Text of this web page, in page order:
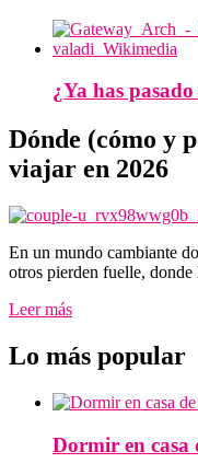
¿Ya has
Dónde (cómo y
viajar en 2026
En un mundo cambiante
otros pierden fuelle,
Leer más
Lo más popular
Dormir en casa